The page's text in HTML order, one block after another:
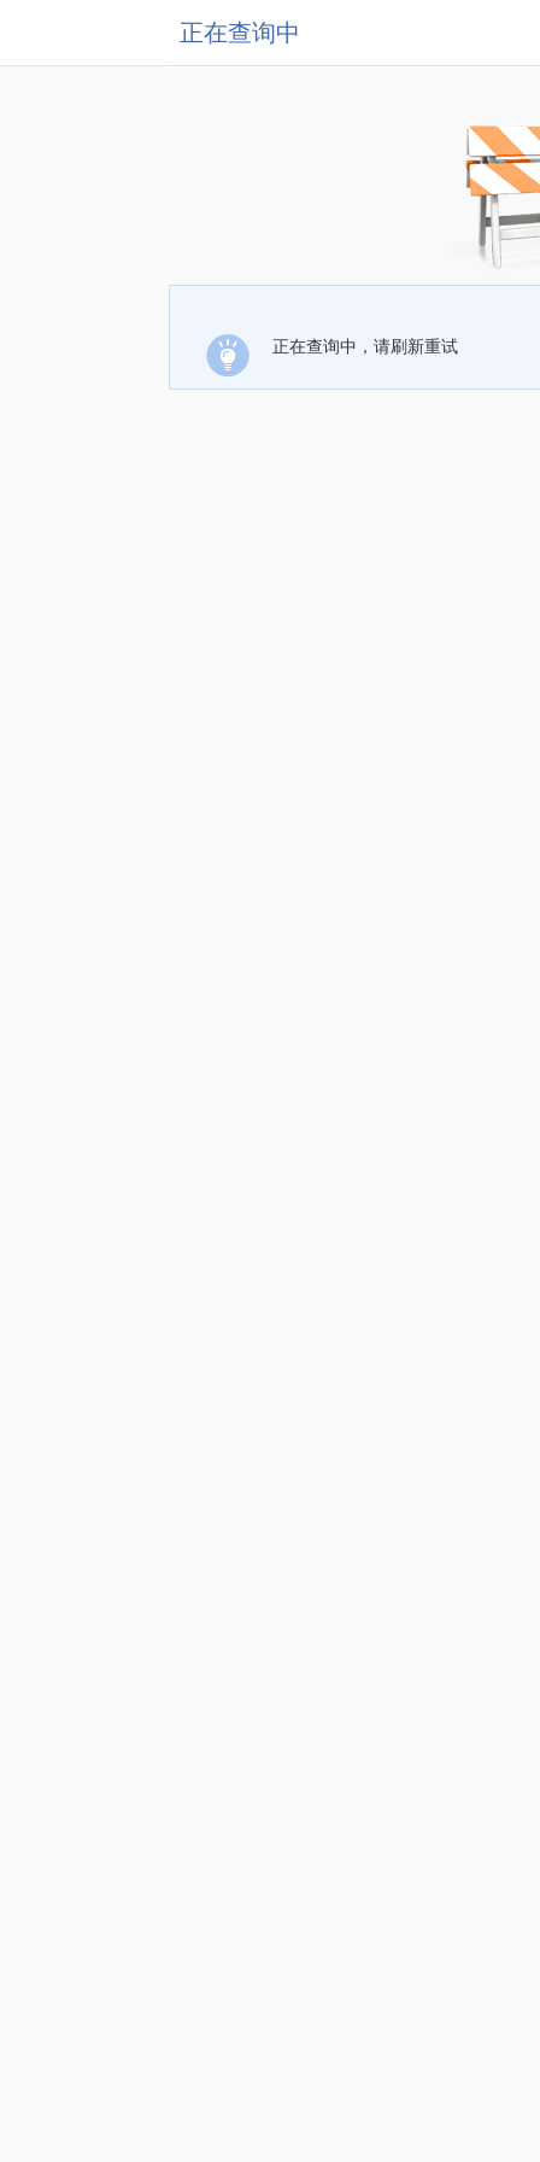
正在查询中
正在查询中，请刷新重试